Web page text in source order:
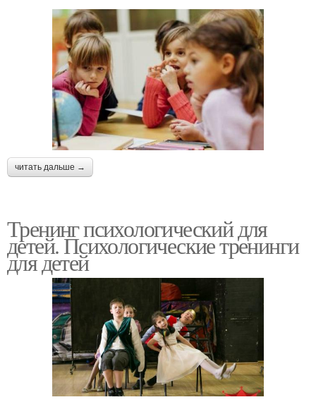
читать дальше →
Тренинг психологический для
детей. Психологические тренинги
для детей